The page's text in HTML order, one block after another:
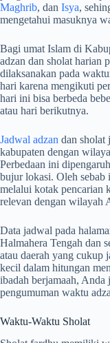
Maghrib, dan Isya,
mengetahui masuknya
Bagi umat Islam di
adzan dan sholat harian
dilaksanakan pada
hari karena mengikuti
hari ini bisa berbeda
atau hari berikutnya.
Jadwal adzan dan sholat
kabupaten dengan
Perbedaan ini
bujur lokasi. Oleh sebab
melalui kotak pencarian
relevan dengan wilayah
Data jadwal pada
Halmahera Tengah dan
atau daerah yang cukup
kecil dalam hitungan
ibadah berjamaah, Anda
pengumuman waktu
Waktu-Waktu Sholat